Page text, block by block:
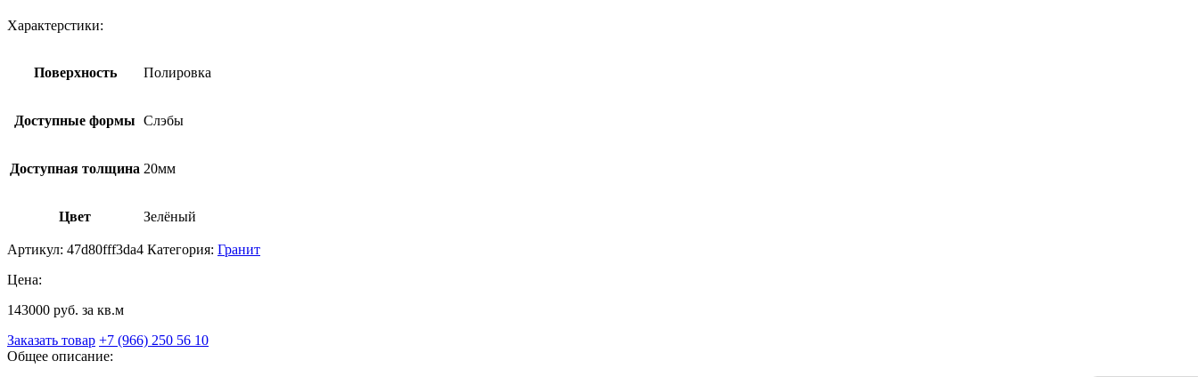
Характерстики:
Поверхность Полировка
Доступные формы Слэбы
Доступная толщина 20мм
Цвет Зелёный
Артикул: 47d80fff3da4 Категория: Гранит
Цена:
143000 руб. за кв.м
Заказать товар +7 (966) 250 56 10
Общее описание: